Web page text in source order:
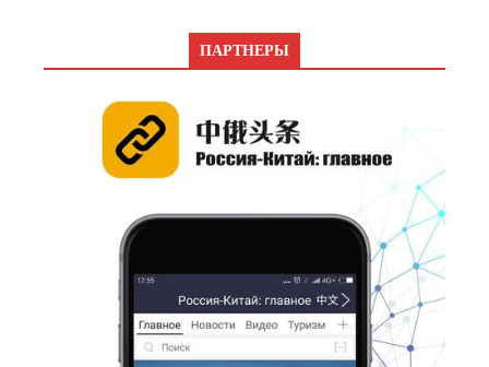
ПАРТНЕРЫ